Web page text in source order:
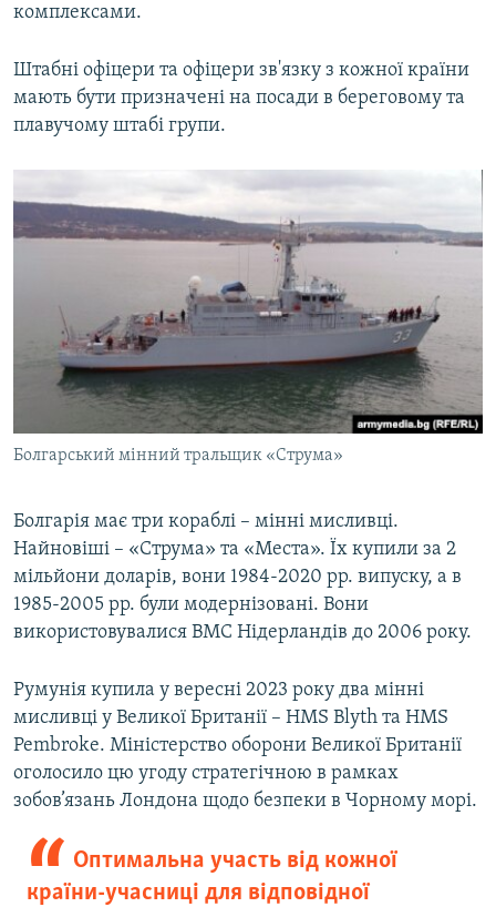
комплексами.
Штабні офіцери та офіцери зв'язку з кожної країни
мають бути призначені на посади в береговому та
плавучому штабі групи.
Болгарський мінний тральщик «Струма»
Болгарія має три кораблі – мінні мисливці.
Найновіші – «Струма» та «Места». Їх купили за 2
мільйони доларів, вони 1984-2020 рр. випуску, а в
1985-2005 рр. були модернізовані. Вони
використовувалися ВМС Нідерландів до 2006 року.
Румунія купила у вересні 2023 року два мінні
мисливці у Великої Британії – HMS Blyth та HMS
Pembroke. Міністерство оборони Великої Британії
оголосило цю угоду стратегічною в рамках
зобов’язань Лондона щодо безпеки в Чорному морі.
Оптимальна участь від кожної
країни-учасниці для відповідної